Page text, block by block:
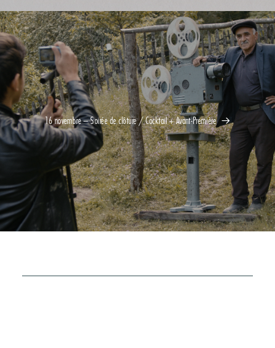
16 novembre – Soirée de clôture / Cocktail + Avant-Première